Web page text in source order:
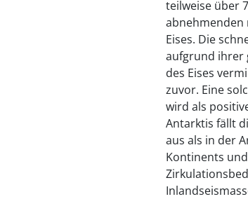
teilweise über
abnehmenden
Eises. Die
aufgrund ihrer
des Eises
zuvor. Eine
wird als
Antarktis fällt
aus als in der
Kontinents